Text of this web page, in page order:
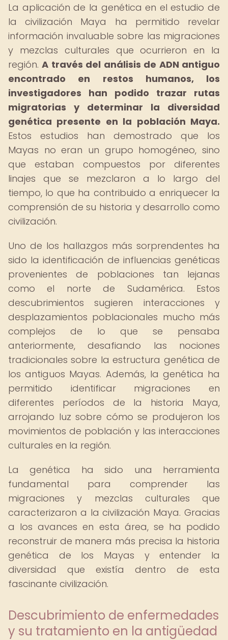
La aplicación de la genética en el estudio de
la civilización Maya ha permitido revelar
información invaluable sobre las migraciones
y mezclas culturales que ocurrieron en la
región.A través del análisis de ADN antiguo
encontrado en restos humanos, los
investigadores han podido trazar rutas
migratorias y determinar la diversidad
genética presente en la población Maya.
Estos estudios han demostrado que los
Mayas no eran un grupo homogéneo, sino
que estaban compuestos por diferentes
linajes que se mezclaron a lo largo del
tiempo, lo que ha contribuido a enriquecer la
comprensión de su historia y desarrollo como
civilización.
Uno de los hallazgos más sorprendentes ha
sido la identificación de influencias genéticas
provenientes de poblaciones tan lejanas
como el norte de Sudamérica. Estos
descubrimientos sugieren interacciones y
desplazamientos poblacionales mucho más
complejos de lo que se pensaba
anteriormente, desafiando las nociones
tradicionales sobre la estructura genética de
los antiguos Mayas. Además, la genética ha
permitido identificar migraciones en
diferentes períodos de la historia Maya,
arrojando luz sobre cómo se produjeron los
movimientos de población y las interacciones
culturales en la región.
La genética ha sido una herramienta
fundamental para comprender las
migraciones y mezclas culturales que
caracterizaron a la civilización Maya. Gracias
a los avances en esta área, se ha podido
reconstruir de manera más precisa la historia
genética de los Mayas y entender la
diversidad que existía dentro de esta
fascinante civilización.
Descubrimiento de enfermedades
y su tratamiento en la antigüedad